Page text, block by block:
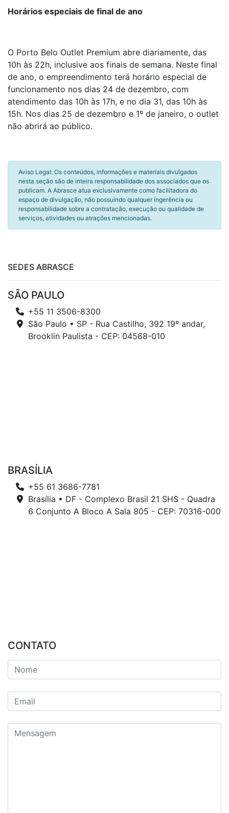
Horários especiais de final de ano
O Porto Belo Outlet Premium abre diariamente, das
10h às 22h, inclusive aos finais de semana. Neste final
de ano, o empreendimento terá horário especial de
funcionamento nos dias 24 de dezembro, com
atendimento das 10h às 17h, e no dia 31, das 10h às
15h. Nos dias 25 de dezembro e 1º de janeiro, o outlet
não abrirá ao público.
Aviso Legal: Os conteúdos, informações e materiais divulgados
nesta seção são de inteira responsabilidade dos associados que os
publicam. A Abrasce atua exclusivamente como facilitadora do
espaço de divulgação, não possuindo qualquer ingerência ou
responsabilidade sobre a contratação, execução ou qualidade de
serviços, atividades ou atrações mencionadas.
SEDES ABRASCE
SÃO PAULO
+55 11 3506-8300
São Paulo • SP - Rua Castilho, 392 19º andar,
Brooklin Paulista - CEP: 04568-010
BRASÍLIA
+55 61 3686-7781
Brasília • DF - Complexo Brasil 21 SHS - Quadra
6 Conjunto A Bloco A Sala 805 - CEP: 70316-000
CONTATO